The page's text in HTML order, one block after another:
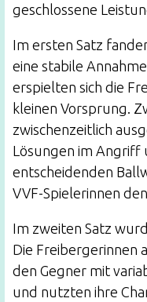
geschlossene
Im ersten Satz
eine stabile
erspielten sich die
kleinen Vorsprung.
zwischenzeitlich
Lösungen im Angriff
entscheidenden
VVF-Spielerinnen
Im zweiten Satz
Die Freibergerinnen
den Gegner mit
und nutzten ihre